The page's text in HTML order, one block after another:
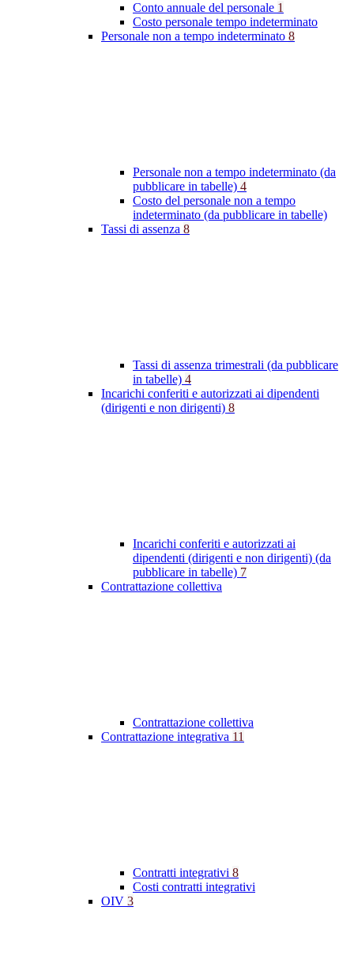
Conto annuale del personale 1
Costo personale tempo indeterminato
Personale non a tempo indeterminato 8
Personale non a tempo indeterminato (da
pubblicare in tabelle) 4
Costo del personale non a tempo
indeterminato (da pubblicare in tabelle)
Tassi di assenza 8
Tassi di assenza trimestrali (da pubblicare
in tabelle) 4
Incarichi conferiti e autorizzati ai dipendenti
(dirigenti e non dirigenti) 8
Incarichi conferiti e autorizzati ai
dipendenti (dirigenti e non dirigenti) (da
pubblicare in tabelle) 7
Contrattazione collettiva
Contrattazione collettiva
Contrattazione integrativa 11
Contratti integrativi 8
Costi contratti integrativi
OIV 3